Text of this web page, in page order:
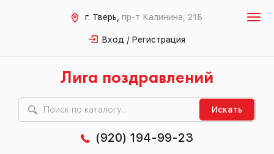
г. Тверь, пр-т Калинина, 21Б
Вход / Регистрация
Лига поздравлений
Искать
(920) 194-99-23